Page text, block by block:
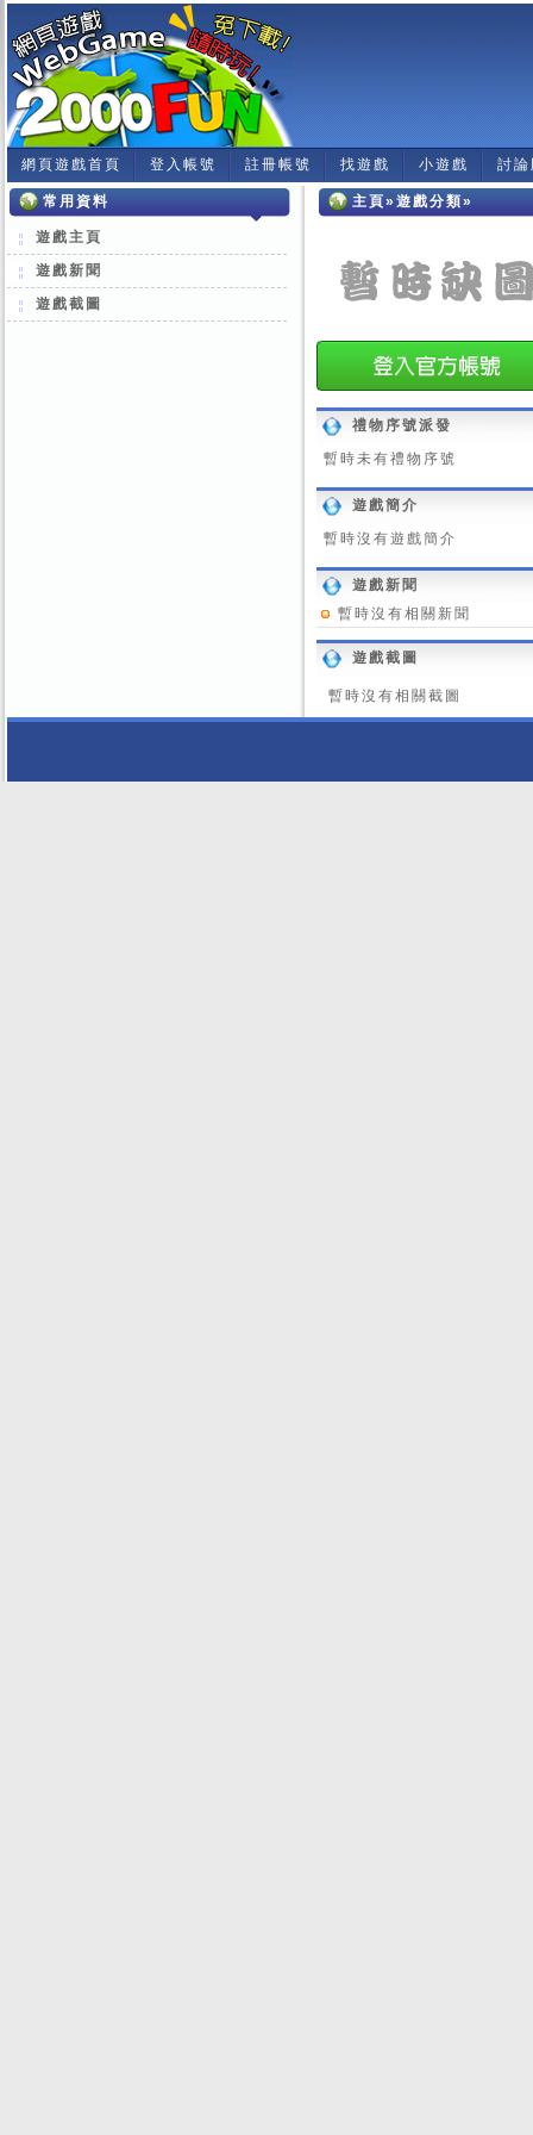
網頁遊戲首頁 登入帳號 註冊帳號 找遊戲 小遊戲 討
常用資料
遊戲主頁
遊戲新聞
遊戲截圖
主頁»遊戲分類»
禮物序號派發
暫時未有禮物序號
遊戲簡介
暫時沒有遊戲簡介
遊戲新聞
暫時沒有相關新聞
遊戲截圖
暫時沒有相關截圖